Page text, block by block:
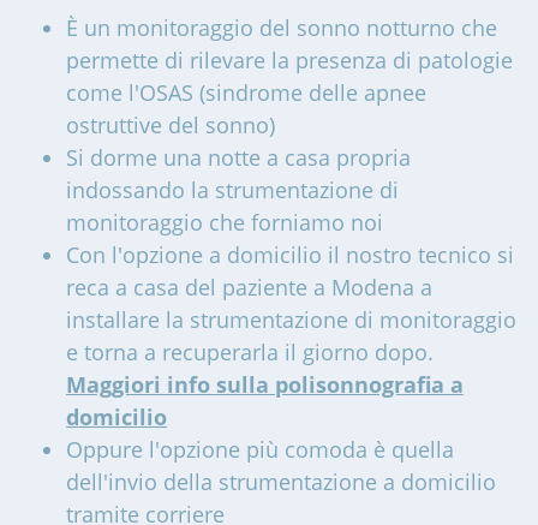
È un monitoraggio del sonno notturno che
permette di rilevare la presenza di patologie
come l'OSAS (sindrome delle apnee
ostruttive del sonno)
Si dorme una notte a casa propria
indossando la strumentazione di
monitoraggio che forniamo noi
Con l'opzione a domicilio il nostro tecnico si
reca a casa del paziente a Modena a
installare la strumentazione di monitoraggio
e torna a recuperarla il giorno dopo.
Maggiori info sulla polisonnografia a
domicilio
Oppure l'opzione più comoda è quella
dell'invio della strumentazione a domicilio
tramite corriere